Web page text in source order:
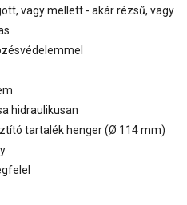
vagy mellett - akár rézsű, vagy
hidraulikusan
tartalék henger (Ø 114 mm)